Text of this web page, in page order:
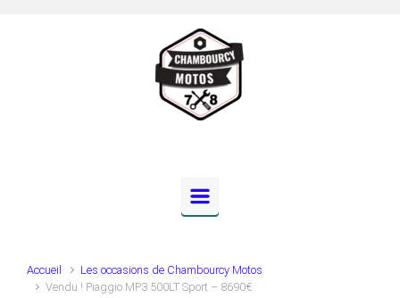
Accueil
Les occasions de Chambourcy Motos
Vendu ! Piaggio MP3 500LT Sport – 8690€